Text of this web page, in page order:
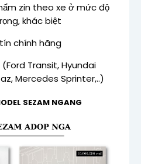
zin theo xe ở mức độ
khác biệt
ín chính hãng
Transit, Hyundai
Mercedes Sprinter,..)
SEZAM NGANG